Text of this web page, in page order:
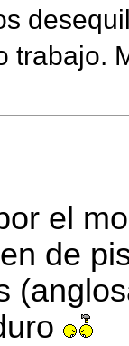
trabajo.
el
de